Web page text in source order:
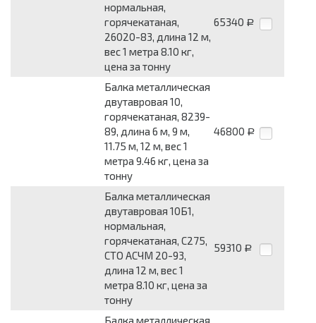
нормальная,
горячекатаная,
26020-83, длина 12 м,
вес 1 метра 8.10 кг,
цена за тонну
65340 Р
Балка металлическая
двутавровая 10,
горячекатаная, 8239-
89, длина 6 м, 9 м,
11.75 м, 12 м, вес 1
метра 9.46 кг, цена за
тонну
46800 Р
Балка металлическая
двутавровая 10Б1,
нормальная,
горячекатаная, С275,
СТО АСЧМ 20-93,
длина 12 м, вес 1
метра 8.10 кг, цена за
тонну
59310 Р
Балка металлическая